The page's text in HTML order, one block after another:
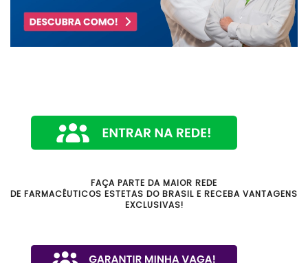
FAÇA PARTE DA MAIOR REDE
DE FARMACÊUTICOS ESTETAS DO BRASIL E RECEBA VANTAGENS
EXCLUSIVAS!